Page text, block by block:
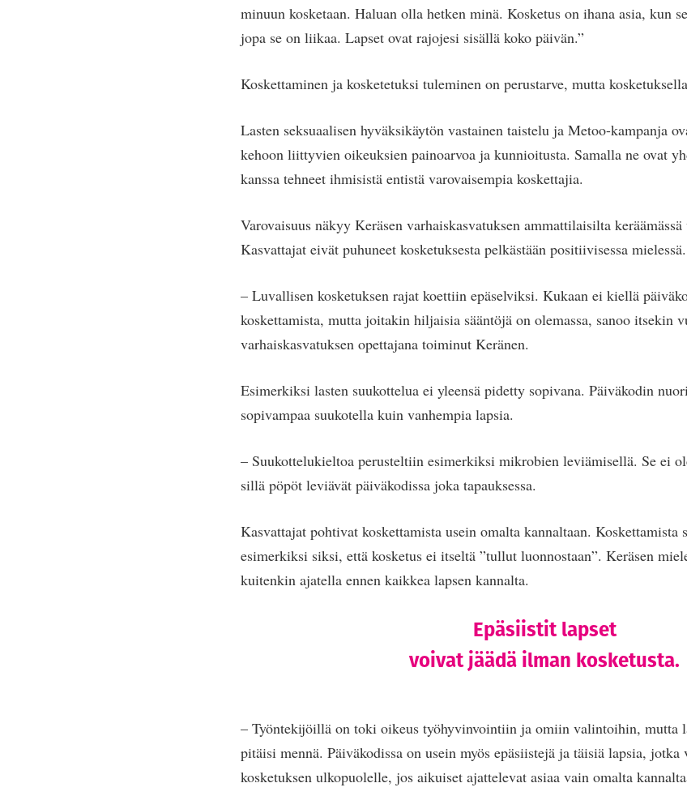
minuun kosketaan. Haluan olla hetken minä. Kosketus on ihana asia, kun
jopa se on liikaa. Lapset ovat rajojesi sisällä koko päivän.”
Koskettaminen ja kosketetuksi tuleminen on perustarve, mutta
Lasten seksuaalisen hyväksikäytön vastainen taistelu ja Metoo-kampanja
kehoon liittyvien oikeuksien painoarvoa ja kunnioitusta. Samalla ne ovat
kanssa tehneet ihmisistä entistä varovaisempia koskettajia.
Varovaisuus näkyy Keräsen varhaiskasvatuksen ammattilaisilta
Kasvattajat eivät puhuneet kosketuksesta pelkästään positiivisessa mielessä.
– Luvallisen kosketuksen rajat koettiin epäselviksi. Kukaan ei kiellä
koskettamista, mutta joitakin hiljaisia sääntöjä on olemassa, sanoo itsekin
varhaiskasvatuksen opettajana toiminut Keränen.
Esimerkiksi lasten suukottelua ei yleensä pidetty sopivana. Päiväkodin
sopivampaa suukotella kuin vanhempia lapsia.
– Suukottelukieltoa perusteltiin esimerkiksi mikrobien leviämisellä. Se ei
sillä pöpöt leviävät päiväkodissa joka tapauksessa.
Kasvattajat pohtivat koskettamista usein omalta kannaltaan. Koskettamista
esimerkiksi siksi, että kosketus ei itseltä ”tullut luonnostaan”. Keräsen
kuitenkin ajatella ennen kaikkea lapsen kannalta.
Epäsiistit lapset
voivat jäädä ilman kosketusta.
– Työntekijöillä on toki oikeus työhyvinvointiin ja omiin valintoihin, mutta
pitäisi mennä. Päiväkodissa on usein myös epäsiistejä ja täisiä lapsia, jotka
kosketuksen ulkopuolelle, jos aikuiset ajattelevat asiaa vain omalta